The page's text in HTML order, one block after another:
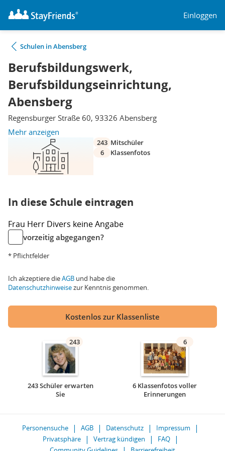
Einloggen
Schulen in Abensberg
Berufsbildungswerk,
Berufsbildungseinrichtung,
Abensberg
Regensburger Straße 60, 93326 Abensberg
Mehr anzeigen
243 Mitschüler
6
Klassenfotos
In diese Schule eintragen
Frau Herr Divers keine Angabe
vorzeitig abgegangen?
* Pflichtfelder
Ich akzeptiere dieAGB und habe die
Datenschutzhinweisezur Kenntnis genommen.
Kostenlos zur Klassenliste
243
243 Schüler erwarten
Sie
6
6 Klassenfotos voller
Erinnerungen
Personensuche AGB Datenschutz
Impressum
Privatsphäre
Vertrag kündigen
FAQ